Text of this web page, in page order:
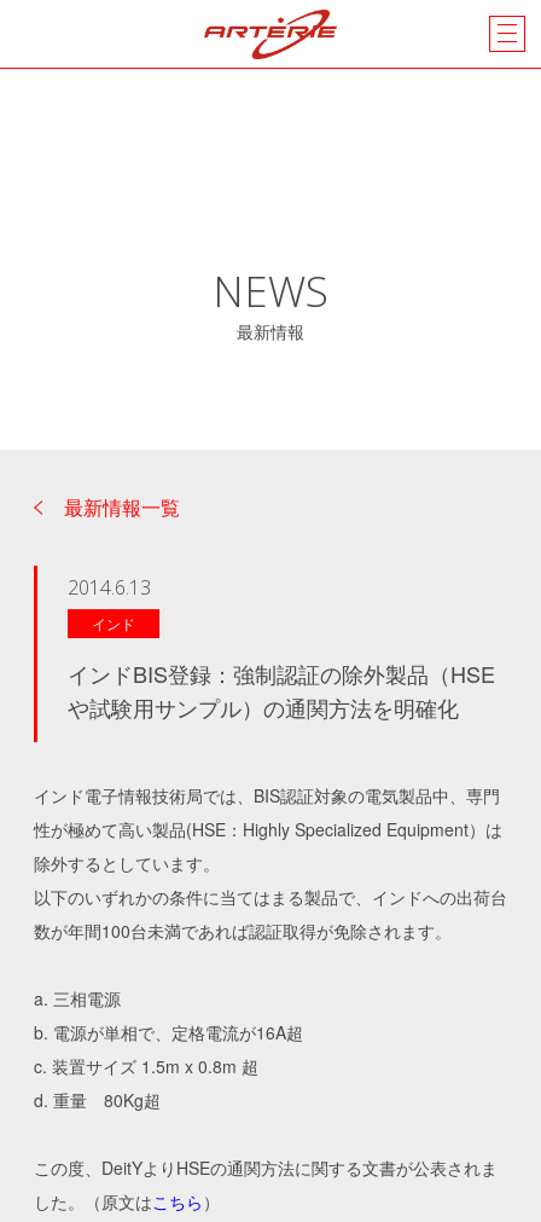
NEWS
最新情報
最新情報一覧
2014.6.13
インド
インドBIS登録：強制認証の除外製品（HSE
や試験用サンプル）の通関方法を明確化
インド電子情報技術局では、BIS認証対象の電気製品中、専門
性が極めて高い製品(HSE：Highly Specialized Equipment）は
除外するとしています。
以下のいずれかの条件に当てはまる製品で、インドへの出荷台
数が年間100台未満であれば認証取得が免除されます。
a. 三相電源
b. 電源が単相で、定格電流が16A超
c. 装置サイズ 1.5m x 0.8m 超
d. 重量 80Kg超
この度、DeitYよりHSEの通関方法に関する文書が公表されま
した。（原文はこちら ）